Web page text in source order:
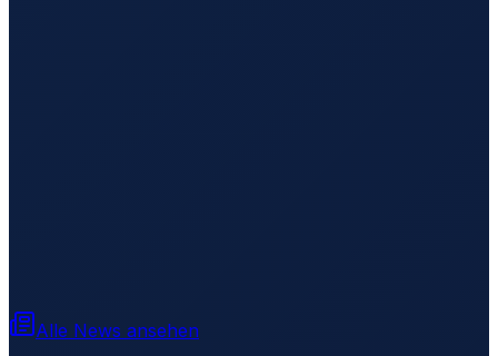
Alle News ansehen